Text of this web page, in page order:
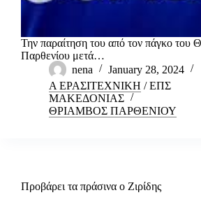
Την παραίτηση του από τον πάγκο του
Παρθενίου μετά…
nena
January 28, 2024
Α ΕΡΑΣΙΤΕΧΝΙΚΗ /ΕΠΣ
ΜΑΚΕΔΟΝΙΑΣ
ΘΡΙΑΜΒΟΣ ΠΑΡΘΕΝΙΟΥ
Προβάρει τα πράσινα ο Ζιρίδης